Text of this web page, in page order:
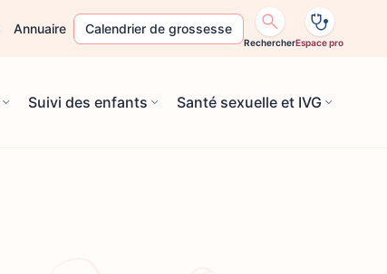
Annuaire Calendrier de grossesse
RechercherEspace pro
Suivi des enfants Santé sexuelle et IVG